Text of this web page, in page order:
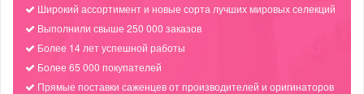
Широкий ассортимент и новые сорта лучших мировых селекций
Выполнили свыше 250 000 заказов
Более 14 лет успешной работы
Более 65 000 покупателей
Прямые поставки саженцев от производителей и оригинаторов